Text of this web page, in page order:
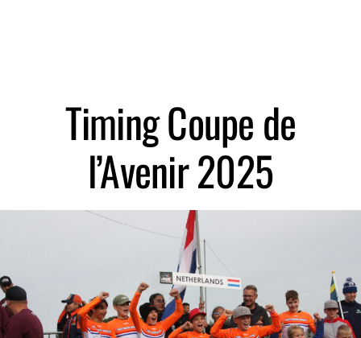
Timing Coupe de
l’Avenir 2025